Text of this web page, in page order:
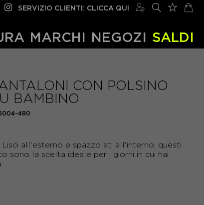
SERVIZIO CLIENTI: CLICCA QUI
MARCHI NEGOZI SALDI
CON POLSINO
BAMBINO
480
Lisci all'esterno e spazzolati all'interno, questi
sono la scelta ideale per i giorni in cui hai